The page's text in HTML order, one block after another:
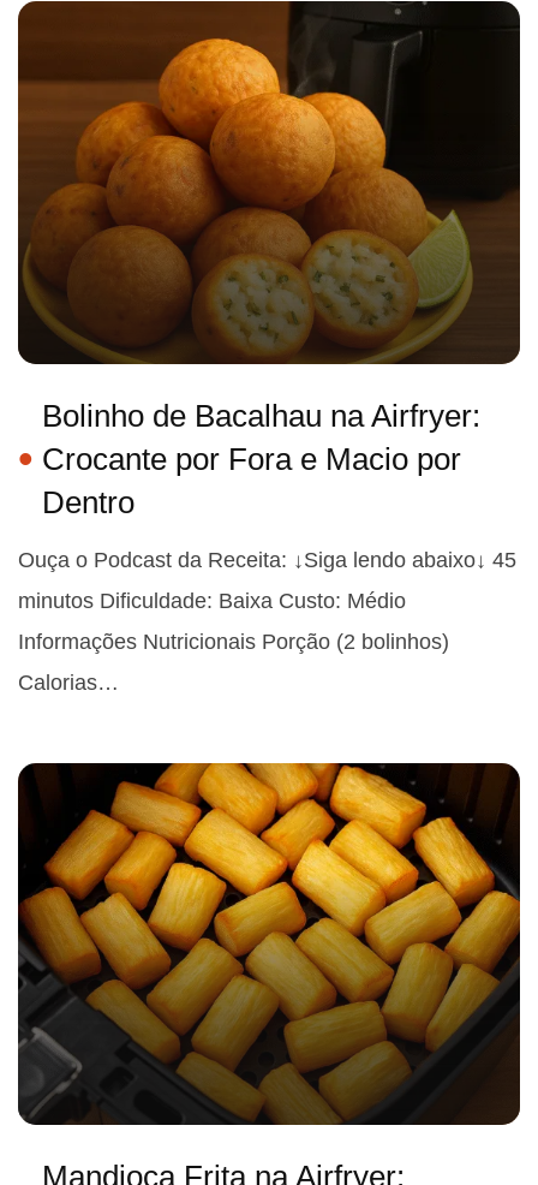
Bolinho de Bacalhau na Airfryer:
Crocante por Fora e Macio por
Dentro
Ouça o Podcast da Receita: ↓Siga lendo abaixo↓ 45
minutos Dificuldade: Baixa Custo: Médio
Informações Nutricionais Porção (2 bolinhos)
Calorias…
Mandioca Frita na Airfryer: